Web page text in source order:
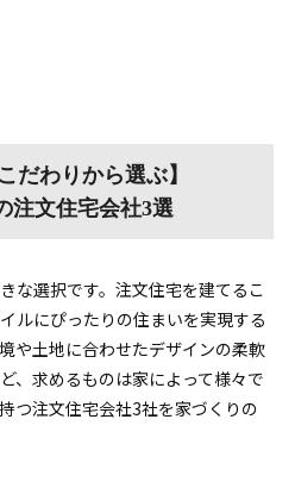
だわりから選ぶ】
注文住宅会社3選
な選択です。注文住宅を建てるこ
ルにぴったりの住まいを実現する
や土地に合わせたデザインの柔軟
、求めるものは家によって様々で
つ注文住宅会社3社を家づくりの